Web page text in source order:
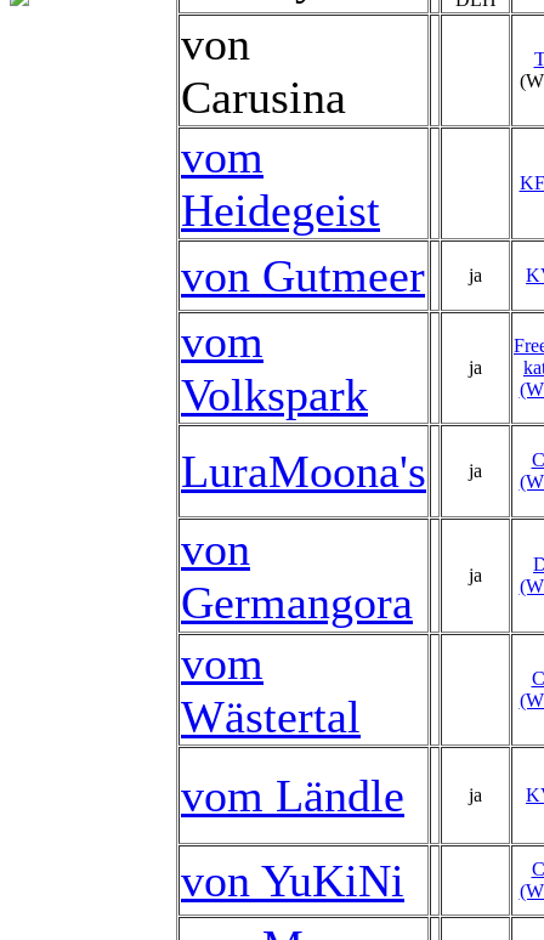
von
Carusina
vom
Heidegeist
von Gutmeer ja
vom
Volkspark
ja
LuraMoona's ja
von
Germangora
ja
vom
Wästertal
vom Ländle ja
von YuKiNi